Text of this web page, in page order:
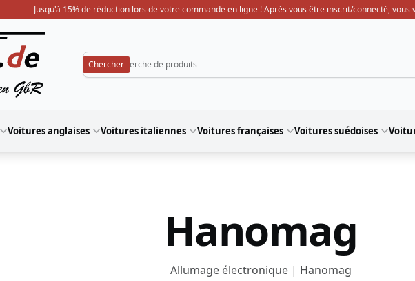
Jusqu'à 15% de réduction lors de votre commande en ligne ! Après vous être inscrit/connecté,
Voitures anglaises Voitures italiennes Voitures françaises Voitures suédoises
Hanomag
Allumage électronique | Hanomag